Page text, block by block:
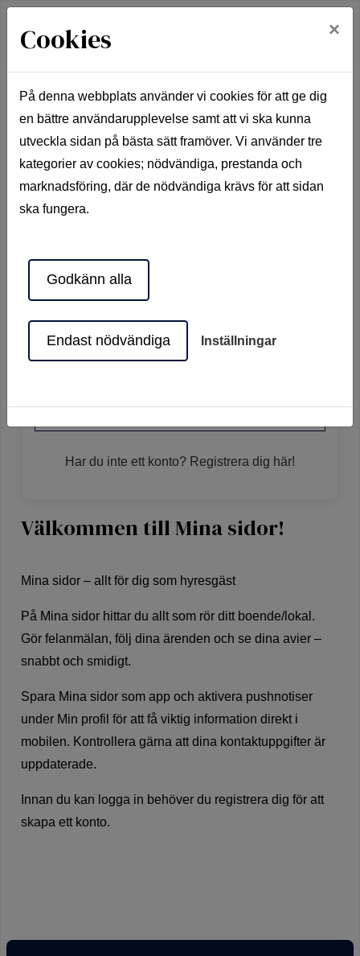
Hem Mina sidor
Mina sidor
Mobilt BankId på annan enhet
Har du inte ett konto? Registrera dig här!
Välkommen till Mina sidor!
Mina sidor – allt för dig som hyresgäst
På Mina sidor hittar du allt som rör ditt boende/lokal.
Gör felanmälan, följ dina ärenden och se dina avier –
snabbt och smidigt.
Spara Mina sidor som app och aktivera pushnotiser
under Min profil för att få viktig information direkt i
mobilen. Kontrollera gärna att dina kontaktuppgifter är
uppdaterade.
Innan du kan logga in behöver du registrera dig för att
skapa ett konto.
Cookies ×
På denna webbplats använder vi cookies för att ge dig
en bättre användarupplevelse samt att vi ska kunna
utveckla sidan på bästa sätt framöver. Vi använder tre
kategorier av cookies; nödvändiga, prestanda och
marknadsföring, där de nödvändiga krävs för att sidan
ska fungera.
Godkänn alla
Endast nödvändiga Inställningar